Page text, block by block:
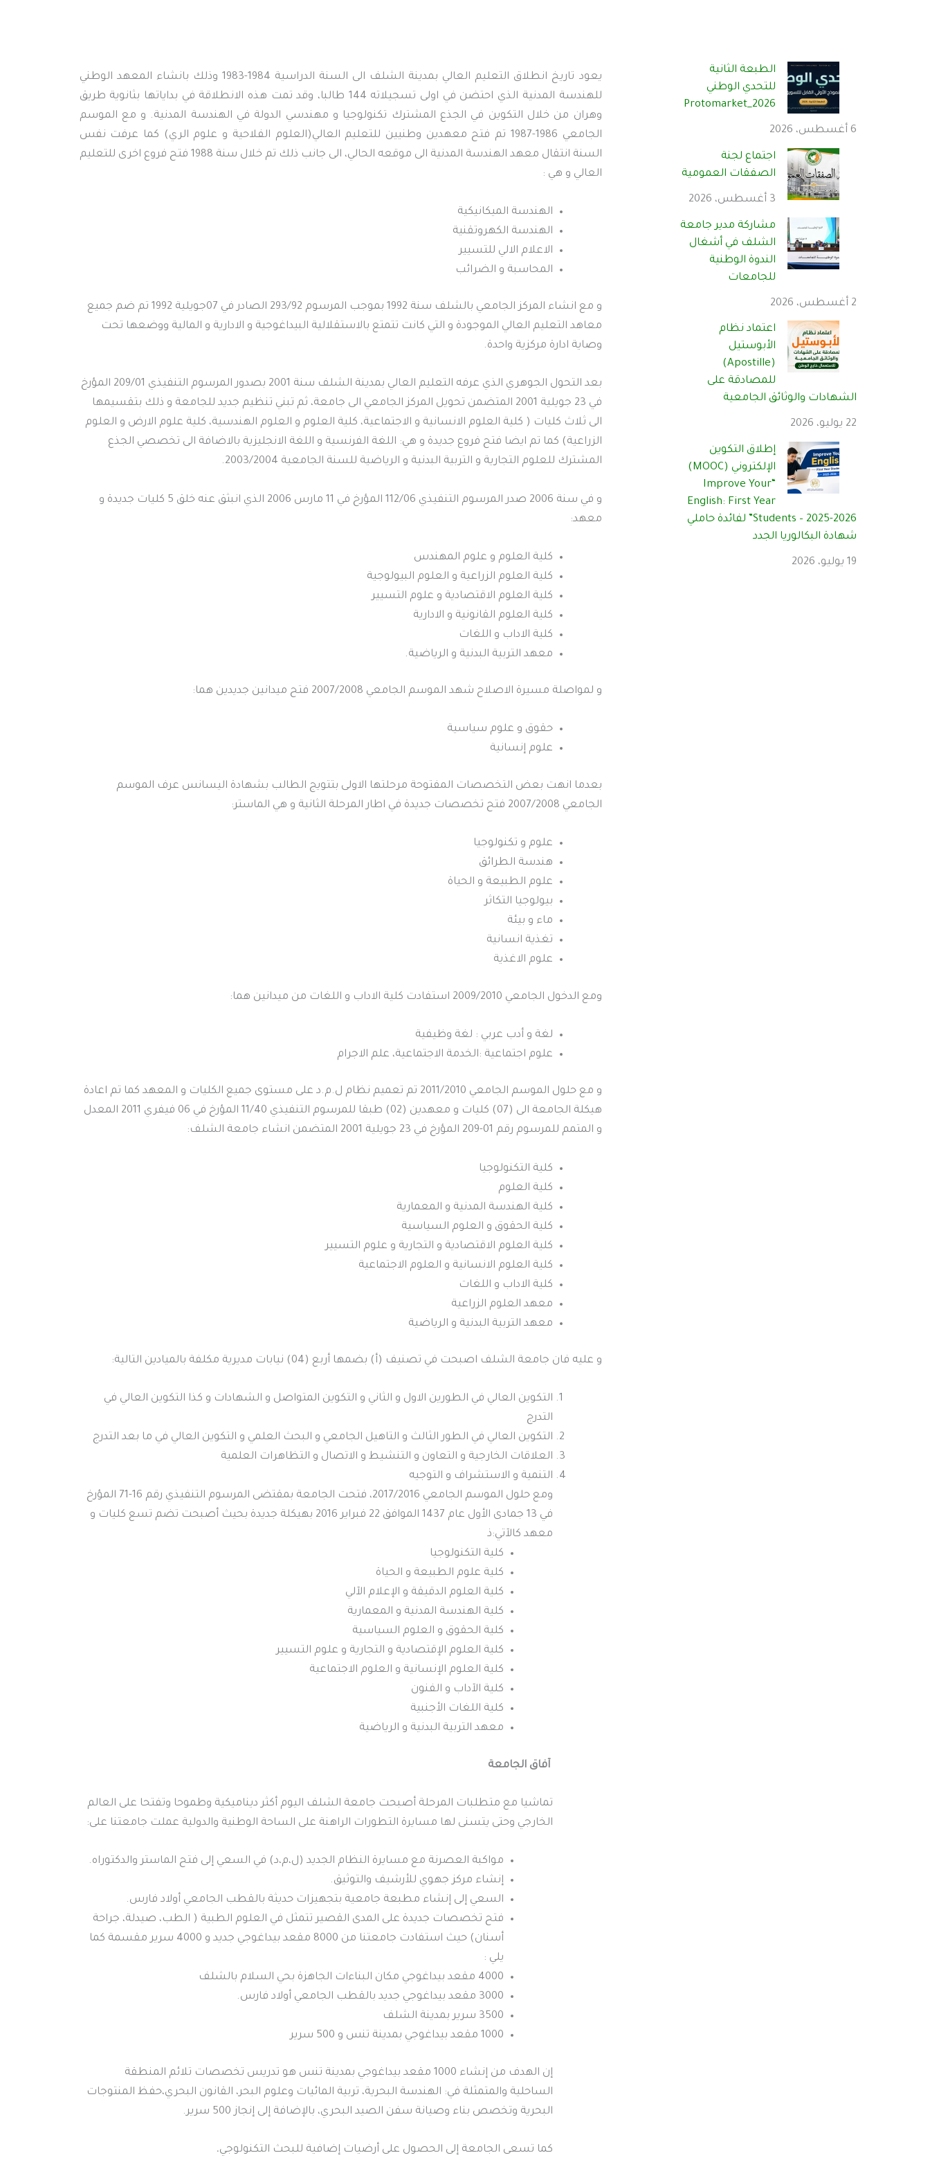
الطبعة الثانية
للتحدي الوطني
Protomarket_2026
6 أغسطس، 2026
اجتماع لجنة
الصفقات العمومية
3 أغسطس، 2026
مشاركة مدير جامعة
الشلف في أشغال
الندوة الوطنية
للجامعات
2 أغسطس، 2026
اعتماد نظام
الأبوستيل
(Apostille)
للمصادقة على
الشهادات والوثائق الجامعية
22 يوليو، 2026
إطلاق التكوين
الإلكتروني (MOOC)
“Improve Your
English: First Year
Students – 2025-2026” لفائدة حاملي
شهادة البكالوريا الجدد
19 يوليو، 2026
يعود تاريخ انطلاق التعليم العالي بمدينة الشلف الى السنة الدراسية 1984-1983 وذلك بانشاء المعهد الوطني
للهندسة المدنية الذي احتضن في اولى تسجيلاته 144 طالبا، وقد تمت هذه الانطلاقة في بداياتها بثانوية طريق
وهران من خلال التكوين في الجذع المشترك تكنولوجيا و مهندسي الدولة في الهندسة المدنية. و مع الموسم
الجامعي 1986-1987 تم فتح معهدين وطنيين للتعليم العالي(العلوم الفلاحية و علوم الري) كما عرفت نفس
السنة انتقال معهد الهندسة المدنية الى موقعه الحالي، الى جانب ذلك تم خلال سنة 1988 فتح فروع اخرى للتعليم
العالي و هي :
الهندسة الميكانيكية
الهندسة الكهروتقنية
الاعلام الالي للتسيير
المحاسبة و الضرائب
و مع انشاء المركز الجامعي بالشلف سنة 1992 بموجب المرسوم 293/92 الصادر في 07جويلية 1992 تم ضم جميع
معاهد التعليم العالي الموجودة و التي كانت تتمتع بالاستقلالية البيداغوجية و الادارية و المالية ووضعها تحت
وصاية ادارة مركزية واحدة.
بعد التحول الجوهري الذي عرفه التعليم العالي بمدينة الشلف سنة 2001 بصدور المرسوم التنفيذي 209/01 المؤرخ
في 23 جويلية 2001 المتضمن تحويل المركز الجامعي الى جامعة، ثم تبني تنظيم جديد للجامعة و ذلك بتقسيمها
الى ثلاث كليات ( كلية العلوم الانسانية و الاجتماعية، كلية العلوم و العلوم الهندسية، كلية علوم الارض و العلوم
الزراعية) كما تم ايضا فتح فروع جديدة و هي: اللغة الفرنسية و اللغة الانجليزية بالاضافة الى تخصصي الجذع
المشترك للعلوم التجارية و التربية البدنية و الرياضية للسنة الجامعية 2003/2004.
و في سنة 2006 صدر المرسوم التنفيذي 112/06 المؤرخ في 11 مارس 2006 الذي انبثق عنه خلق 5 كليات جديدة و
معهد:
كلية العلوم و علوم المهندس
كلية العلوم الزراعية و العلوم البيولوجية
كلية العلوم الاقتصادية و علوم التسيير
كلية العلوم القانونية و الادارية
كلية الاداب و اللغات
معهد التربية البدنية و الرياضية.
و لمواصلة مسيرة الاصلاح شهد الموسم الجامعي 2007/2008 فتح ميدانين جديدين هما:
حقوق و علوم سياسية
علوم إنسانية
بعدما انهت بعض التخصصات المفتوحة مرحلتها الاولى بتتويج الطالب بشهادة اليسانس عرف الموسم
الجامعي 2007/2008 فتح تخصصات جديدة في اطار المرحلة الثانية و هي الماستر:
علوم و تكنولوجيا
هندسة الطرائق
علوم الطبيعة و الحياة
بيولوجيا التكاثر
ماء و بيئة
تغذية انسانية
علوم الاغذية
ومع الدخول الجامعي 2009/2010 استفادت كلية الاداب و اللغات من ميدانين هما:
لغة و أدب عربي : لغة وظيفية
علوم اجتماعية :الخدمة الاجتماعية، علم الاجرام
و مع حلول الموسم الجامعي 2011/2010 تم تعميم نظام ل.م.د على مستوى جميع الكليات و المعهد كما تم اعادة
هيكلة الجامعة الى (07) كليات و معهدين (02) طبقا للمرسوم التنفيذي 11/40 المؤرخ في 06 فيفري 2011 المعدل
و المتمم للمرسوم رقم 01-209 المؤرخ في 23 جويلية 2001 المتضمن انشاء جامعة الشلف:
كلية التكنولوجيا
كلية العلوم
كلية الهندسة المدنية و المعمارية
كلية الحقوق و العلوم السياسية
كلية العلوم الاقتصادية و التجارية و علوم التسيير
كلية العلوم الانسانية و العلوم الاجتماعية
كلية الاداب و اللغات
معهد العلوم الزراعية
معهد التربية البدنية و الرياضية
و عليه فان جامعة الشلف اصبحت في تصنيف (أ) بضمها أربع (04) نيابات مديرية مكلفة بالميادين التالية:
التكوين العالي في الطورين الاول و الثاني و التكوين المتواصل و الشهادات و كذا التكوين العالي في
التدرج
التكوين العالي في الطور الثالث و التاهيل الجامعي و البحث العلمي و التكوين العالي في ما بعد التدرج
العلاقات الخارجية و التعاون و التنشيط و الاتصال و التظاهرات العلمية
التنمية و الاستشراف و التوجيه
ومع حلول الموسم الجامعي 2017/2016، فتحت الجامعة بمقتضى المرسوم التنفيذي رقم 16-71 المؤرخ
في 13 جمادى الأول عام 1437 الموافق 22 فبراير 2016 بهيكلة جديدة بحيث أصبحت تضم تسع كليات و
معهد كالآتي:ذ
كلية التكنولوجيا
كلية علوم الطبيعة و الحياة
كلية العلوم الدقيقة و الإعلام الآلي
كلية الهندسة المدنية و المعمارية
كلية الحقوق و العلوم السياسية
كلية العلوم الإقتصادية و التجارية و علوم التسيير
كلية العلوم الإنسانية و العلوم الاجتماعية
كلية الآداب و الفنون
كلية اللغات الأجنبية
معهد التربية البدنية و الرياضية
آفاق الجامعة
تماشيا مع متطلبات المرحلة أصبحت جامعة الشلف اليوم أكثر ديناميكية وطموحا وتفتحا على العالم
الخارجي وحتى يتسنى لها مسايرة التطورات الراهنة على الساحة الوطنية والدولية عملت جامعتنا على:
مواكبة العصرنة مع مسايرة النظام الجديد (ل،م،د) في السعي إلى فتح الماستر والدكتوراه.
إنشاء مركز جهوي للأرشيف والتوثيق.
السعي إلى إنشاء مطبعة جامعية بتجهيزات حديثة بالقطب الجامعي أولاد فارس.
فتح تخصصات جديدة على المدى القصير تتمثل في العلوم الطبية ( الطب، صيدلة، جراحة
أسنان) حيث استفادت جامعتنا من 8000 مقعد بيداغوجي جديد و 4000 سرير مقسمة كما
يلي :
4000 مقعد بيداغوجي مكان البناءات الجاهزة بحي السلام بالشلف
3000 مقعد بيداغوجي جديد بالقطب الجامعي أولاد فارس.
3500 سرير بمدينة الشلف
1000 مقعد بيداغوجي بمدينة تنس و 500 سرير
إن الهدف من إنشاء 1000 مقعد بيداغوجي بمدينة تنس هو تدريس تخصصات تلائم المنطقة
الساحلية والمتمثلة في: الهندسة البحرية، تربية المائيات وعلوم البحر، القانون البحري،حفظ المنتوجات
البحرية وتخصص بناء وصيانة سفن الصيد البحري، بالإضافة إلى إنجاز 500 سرير.
كما تسعى الجامعة إلى الحصول على أرضيات إضافية للبحث التكنولوجي.